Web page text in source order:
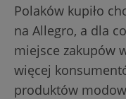
Polaków kupiło
na Allegro, a dla
miejsce zakupów
więcej
produktów